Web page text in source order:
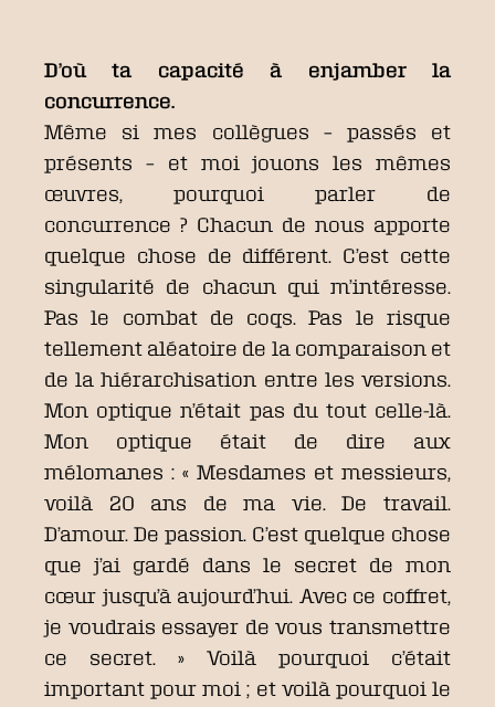
D’où ta capacité à enjamber la
concurrence.
Même si mes collègues – passés et
présents – et moi jouons les mêmes
œuvres, pourquoi parler de
concurrence ? Chacun de nous apporte
quelque chose de différent. C’est cette
singularité de chacun qui m’intéresse.
Pas le combat de coqs. Pas le risque
tellement aléatoire de la comparaison et
de la hiérarchisation entre les versions.
Mon optique n’était pas du tout celle-là.
Mon optique était de dire aux
mélomanes : « Mesdames et messieurs,
voilà 20 ans de ma vie. De travail.
D’amour. De passion. C’est quelque chose
que j’ai gardé dans le secret de mon
cœur jusqu’à aujourd’hui. Avec ce coffret,
je voudrais essayer de vous transmettre
ce secret. » Voilà pourquoi c’était
important pour moi ; et voilà pourquoi le